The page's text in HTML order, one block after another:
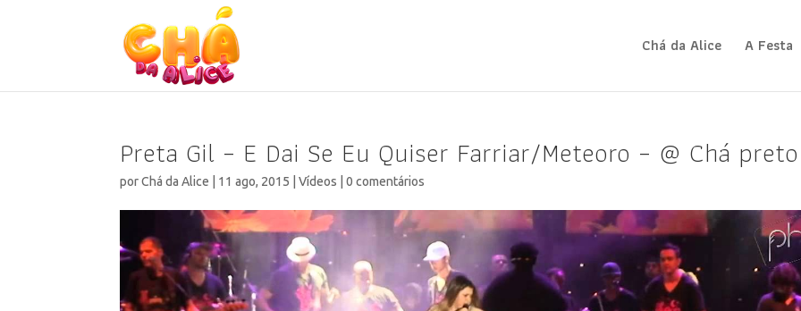
Chá da Alice A Festa
Preta Gil – E Dai Se Eu Quiser Farriar/Meteoro – @ Chá preto
porChá da Alice 11 ago, 2015 |Vídeos |0 comentários